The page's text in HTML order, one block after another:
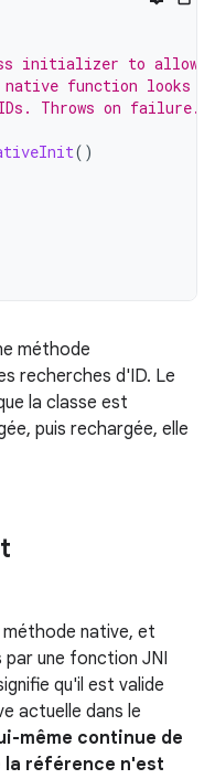
initializer to allow
function looks
Throws on failure.
()
méthode
recherches d'ID. Le
la classe est
puis rechargée, elle
méthode native, et
une fonction JNI
qu'il est valide
actuelle dans le
même continue de
la référence n'est